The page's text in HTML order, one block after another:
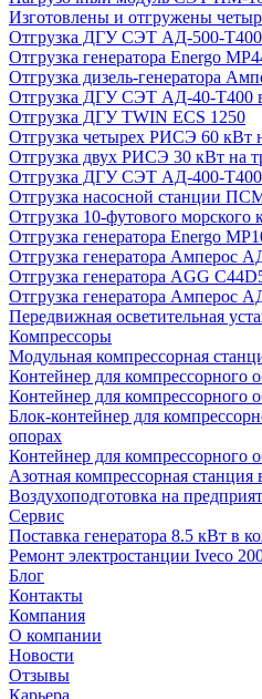
Изготовлены и отгружены
Отгрузка ДГУ СЭТ АД-500-Т400
Отгрузка генератора Energo
Отгрузка дизель-генератора
Отгрузка ДГУ СЭТ АД-40-Т400
Отгрузка ДГУ TWIN ECS 1250
Отгрузка четырех РИСЭ 60 кВт
Отгрузка двух РИСЭ 30 кВт на
Отгрузка ДГУ СЭТ АД-400-Т400
Отгрузка насосной станции
Отгрузка 10-футового морского
Отгрузка генератора Energo
Отгрузка генератора Амперос
Отгрузка генератора AGG
Отгрузка генератора Амперос
Передвижная осветительная
Компрессоры
Модульная компрессорная
Контейнер для компрессорного
Контейнер для компрессорного
Блок-контейнер для
опорах
Контейнер для компрессорного
Азотная компрессорная станция
Воздухоподготовка на
Сервис
Поставка генератора 8.5 кВт в
Ремонт электростанции Iveco
Блог
Контакты
Компания
О компании
Новости
Отзывы
Карьера